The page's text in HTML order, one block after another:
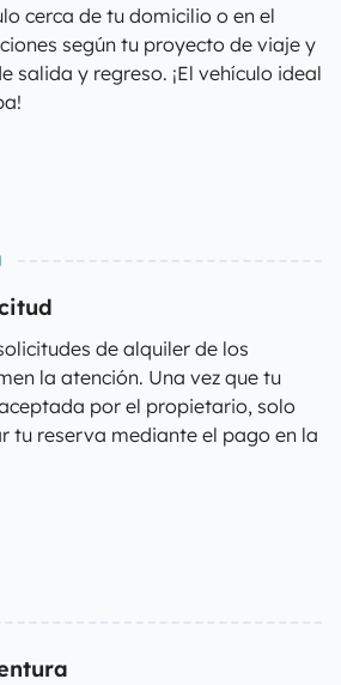
cerca de tu domicilio o en el
según tu proyecto de viaje y
salida y regreso. ¡El vehículo ideal
de alquiler de los
la atención. Una vez que tu
por el propietario, solo
tu reserva mediante el pago en la